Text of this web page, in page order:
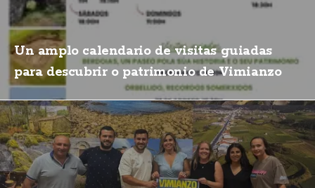
Un amplo calendario de visitas guiadas
para descubrir o patrimonio de Vimianzo